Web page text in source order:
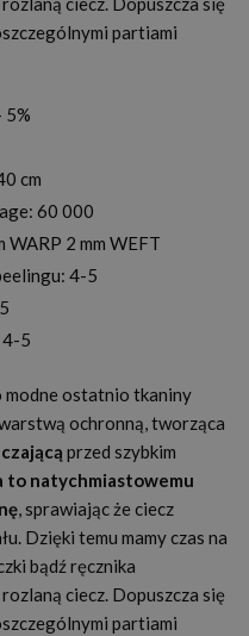
partiami
5%
cm
60 000
WARP 2 mm WEFT
4-5
4-5
modne ostatnio tkaniny
ochronną, tworząca
przed szybkim
to natychmiastowemu
, sprawiając że ciecz
Dzięki temu mamy czas na
bądź ręcznika
ciecz. Dopuszcza się
partiami